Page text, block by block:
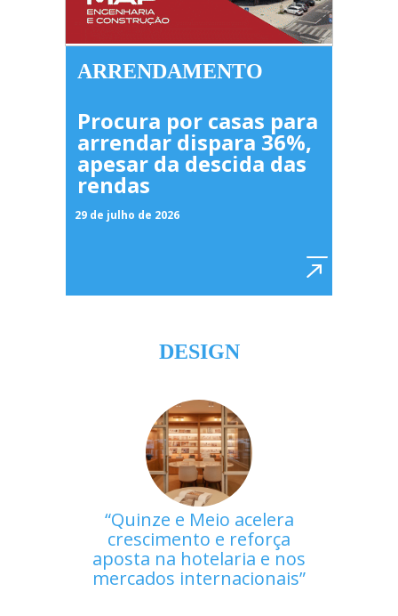
ARRENDAMENTO
Procura por casas para
arrendar dispara 36%,
apesar da descida das
rendas
29 de julho de 2026
DESIGN
Quinze e Meio acelera
crescimento e reforça
aposta na hotelaria e nos
mercados internacionais